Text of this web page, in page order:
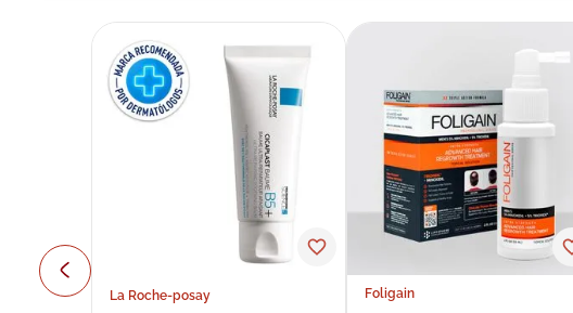
La Roche-posay Foligain